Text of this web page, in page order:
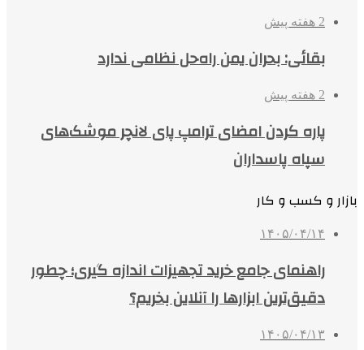
2 هفته پیش
بقائی: بحران یمن راه‌حل نظامی ندارد
2 هفته پیش
پاره کردن امضای ترامپ پای لانچر موشک‌های
سپاه پاسداران
بازار و کسب و کار
۱۴۰۵/۰۴/۱۴
راهنمای جامع خرید تجهیزات اندازه گیری؛ چطور
دقیق‌ترین ابزارها را آنلاین بخریم؟
۱۴۰۵/۰۴/۱۳